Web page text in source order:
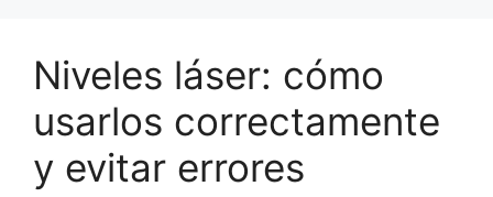
Niveles láser: cómo
usarlos correctamente
y evitar errores